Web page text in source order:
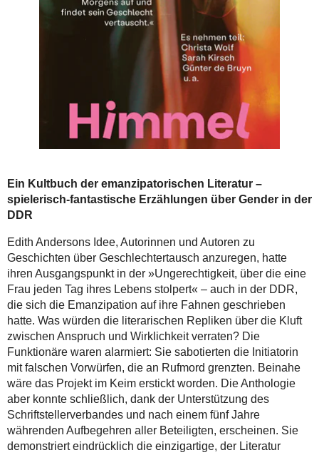
Ein Kultbuch der emanzipatorischen Literatur –
spielerisch-fantastische Erzählungen über Gender in der
DDR
Edith Andersons Idee, Autorinnen und Autoren zu
Geschichten über Geschlechtertausch anzuregen, hatte
ihren Ausgangspunkt in der »Ungerechtigkeit, über die eine
Frau jeden Tag ihres Lebens stolpert« – auch in der DDR,
die sich die Emanzipation auf ihre Fahnen geschrieben
hatte. Was würden die literarischen Repliken über die Kluft
zwischen Anspruch und Wirklichkeit verraten? Die
Funktionäre waren alarmiert: Sie sabotierten die Initiatorin
mit falschen Vorwürfen, die an Rufmord grenzten. Beinahe
wäre das Projekt im Keim erstickt worden. Die Anthologie
aber konnte schließlich, dank der Unterstützung des
Schriftstellerverbandes und nach einem fünf Jahre
währenden Aufbegehren aller Beteiligten, erscheinen. Sie
demonstriert eindrücklich die einzigartige, der Literatur